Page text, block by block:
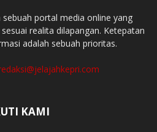
sebuah portal media online yang
realita dilapangan. Ketepatan
adalah sebuah prioritas.
KAMI